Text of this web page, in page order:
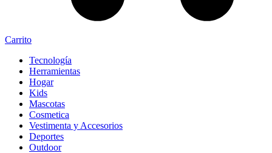
Carrito
Tecnología
Herramientas
Hogar
Kids
Mascotas
Cosmetica
Vestimenta y Accesorios
Deportes
Outdoor